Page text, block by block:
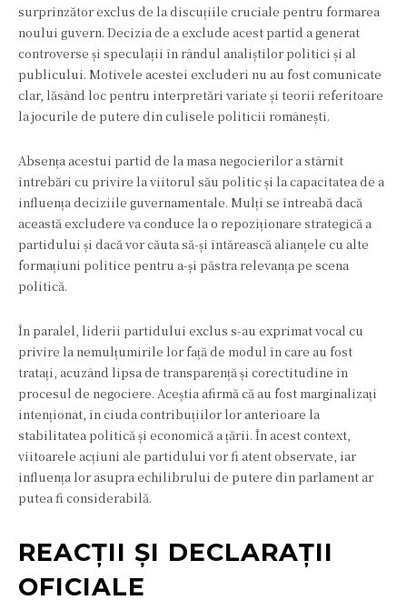
surprinzător exclus de la discuțiile cruciale pentru formarea
noului guvern. Decizia de a exclude acest partid a generat
controverse și speculații în rândul analiștilor politici și al
publicului. Motivele acestei excluderi nu au fost comunicate
clar, lăsând loc pentru interpretări variate și teorii referitoare
la jocurile de putere din culisele politicii românești.
Absența acestui partid de la masa negocierilor a stârnit
întrebări cu privire la viitorul său politic și la capacitatea de a
influența deciziile guvernamentale. Mulți se întreabă dacă
această excludere va conduce la o repoziționare strategică a
partidului și dacă vor căuta să-și întărească alianțele cu alte
formațiuni politice pentru a-și păstra relevanța pe scena
politică.
În paralel, liderii partidului exclus s-au exprimat vocal cu
privire la nemulțumirile lor față de modul în care au fost
tratați, acuzând lipsa de transparență și corectitudine în
procesul de negociere. Aceștia afirmă că au fost marginalizați
intenționat, în ciuda contribuțiilor lor anterioare la
stabilitatea politică și economică a țării. În acest context,
viitoarele acțiuni ale partidului vor fi atent observate, iar
influența lor asupra echilibrului de putere din parlament ar
putea fi considerabilă.
REACȚII ȘI DECLARAȚII
OFICIALE